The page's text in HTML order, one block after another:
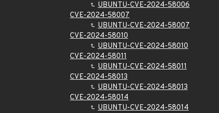
UBUNTU-CVE-2024-58006
CVE-2024-58007
UBUNTU-CVE-2024-58007
CVE-2024-58010
UBUNTU-CVE-2024-58010
CVE-2024-58011
UBUNTU-CVE-2024-58011
CVE-2024-58013
UBUNTU-CVE-2024-58013
CVE-2024-58014
UBUNTU-CVE-2024-58014